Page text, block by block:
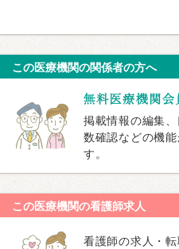
この医療機関の関係者の方へ
掲載情報の編集
数確認などの機
す。
この医療機関の看護師求人
看護師の求人・